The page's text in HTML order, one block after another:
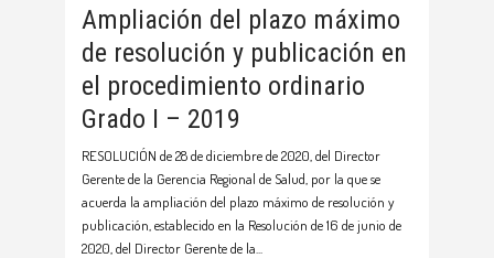
Ampliación del plazo máximo
de resolución y publicación en
el procedimiento ordinario
Grado I – 2019
RESOLUCIÓN de 28 de diciembre de 2020, del Director
Gerente de la Gerencia Regional de Salud, por la que se
acuerda la ampliación del plazo máximo de resolución y
publicación, establecido en la Resolución de 16 de junio de
2020, del Director Gerente de la